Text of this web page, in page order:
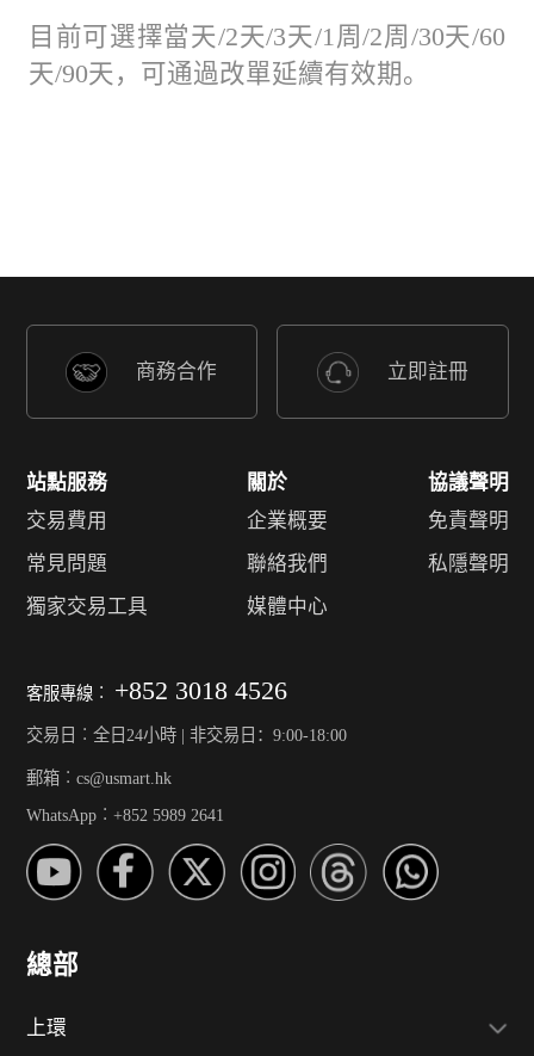
目前可選擇當天/2天/3天/1周/2周/30天/60
天/90天，可通過改單延續有效期。
商務合作 立即註冊
站點服務
交易費用
常見問題
獨家交易工具
關於
企業概要
聯絡我們
媒體中心
協議聲明
免責聲明
私隱聲明
客服專線︰ +852 3018 4526
交易日︰全日24小時 | 非交易日：9:00-18:00
郵箱︰cs@usmart.hk
WhatsApp︰+852 5989 2641
總部
上環